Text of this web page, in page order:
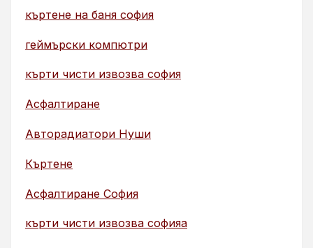
къртене на баня софия
геймърски компютри
кърти чисти извозва софия
Асфалтиране
Авторадиатори Нуши
Къртене
Асфалтиране София
кърти чисти извозва софияа